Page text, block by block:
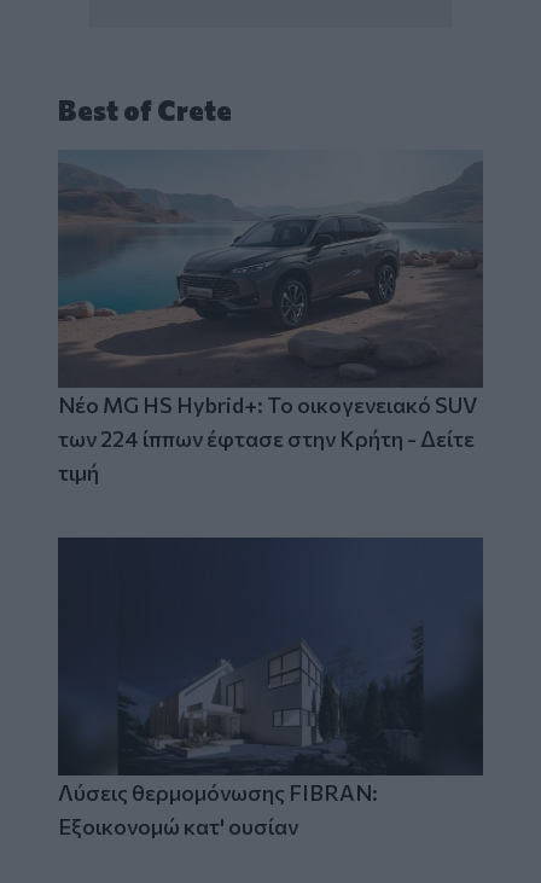
Best of Crete
Νέο MG HS Hybrid+: Το οικογενειακό SUV
των 224 ίππων έφτασε στην Κρήτη - Δείτε
τιμή
Λύσεις θερμομόνωσης FIBRAN:
Εξοικονομώ κατ' ουσίαν